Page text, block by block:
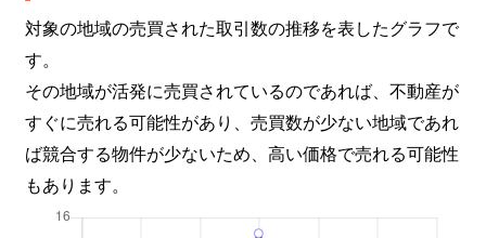
対象の地域の売買された取引数の推移を表したグラフで
す。
その地域が活発に売買されているのであれば、不動産が
すぐに売れる可能性があり、売買数が少ない地域であれ
ば競合する物件が少ないため、高い価格で売れる可能性
もあります。